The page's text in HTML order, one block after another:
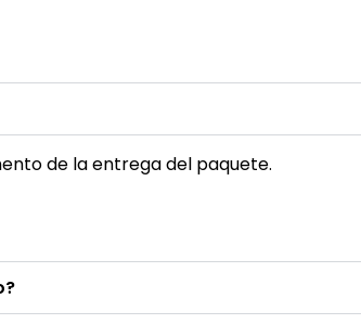
de la entrega del paquete.